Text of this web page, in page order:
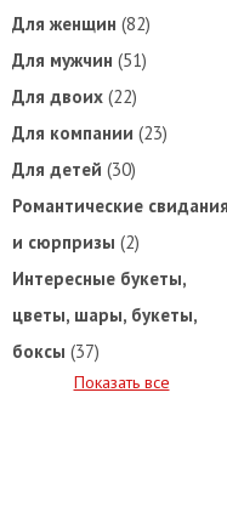
Для женщин (82)
Для мужчин (51)
Для двоих (22)
Для компании (23)
Для детей (30)
Романтические свидания
и сюрпризы (2)
Интересные букеты,
цветы, шары, букеты,
боксы (37)
Показать все